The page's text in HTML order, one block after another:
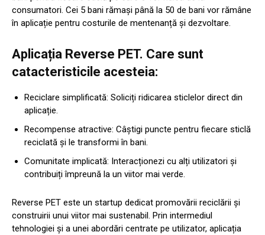
consumatori. Cei 5 bani rămași până la 50 de bani vor rămâne
în aplicație pentru costurile de mentenanță și dezvoltare.
Aplicația Reverse PET. Care sunt
catacteristicile acesteia:
Reciclare simplificată: Soliciți ridicarea sticlelor direct din
aplicație.
Recompense atractive: Câștigi puncte pentru fiecare sticlă
reciclată și le transformi în bani.
Comunitate implicată: Interacționezi cu alți utilizatori și
contribuiți împreună la un viitor mai verde.
Reverse PET este un startup dedicat promovării reciclării și
construirii unui viitor mai sustenabil. Prin intermediul
tehnologiei și a unei abordări centrate pe utilizator, aplicația